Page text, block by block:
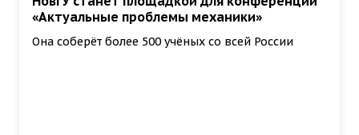
«Актуальные проблемы механики»
Она соберёт более 500 учёных со всей России